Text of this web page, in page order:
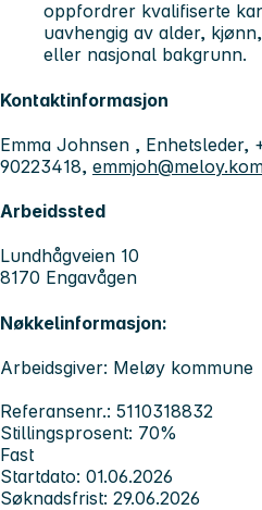
oppfordrer kvalifiserte
uavhengig av alder,
eller nasjonal bakgrunn.
Kontaktinformasjon
Emma Johnsen , Enhetsleder,
90223418,
Arbeidssted
Lundhågveien 10
8170 Engavågen
Nøkkelinformasjon:
Arbeidsgiver: Meløy kommune
Referansenr.: 5110318832
Stillingsprosent: 70%
Fast
Startdato: 01.06.2026
Søknadsfrist: 29.06.2026